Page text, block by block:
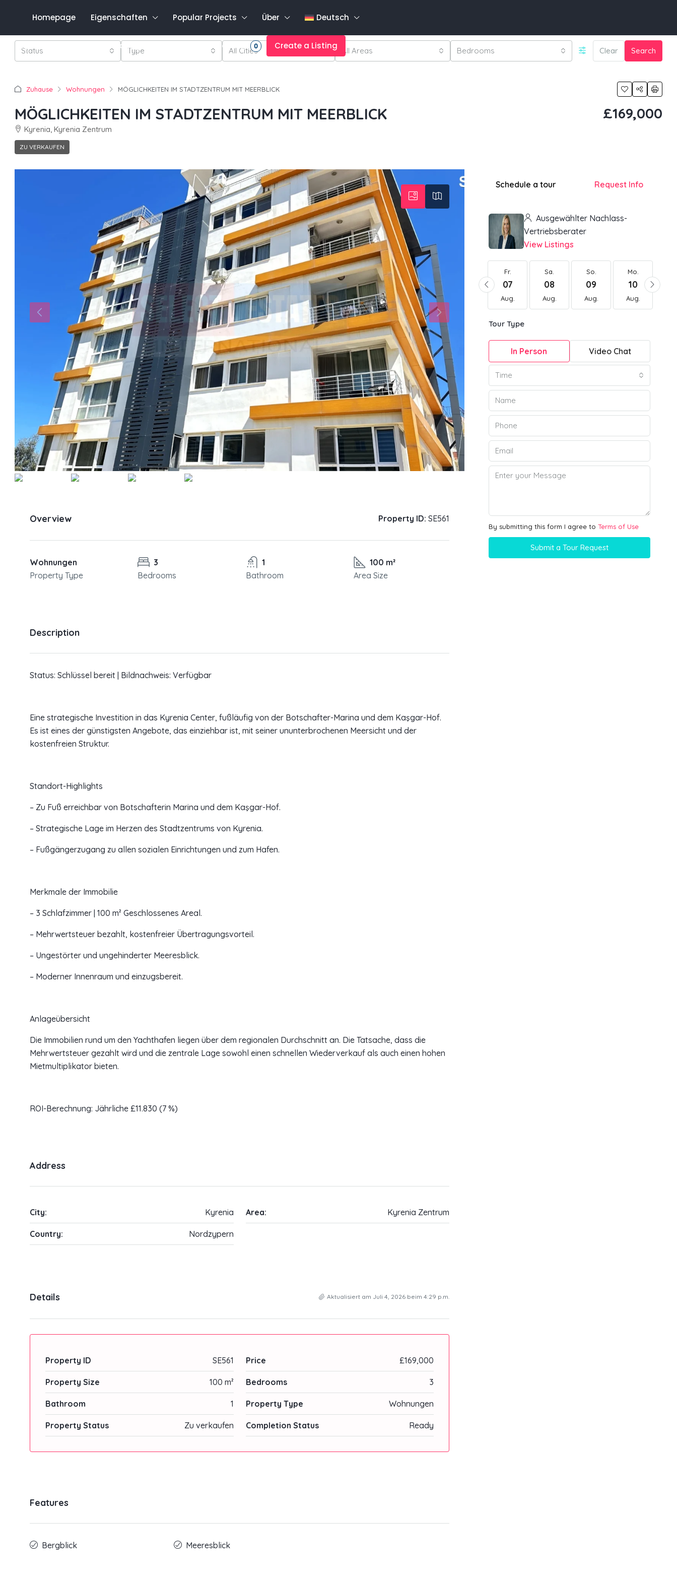
Homepage Eigenschaften Popular Projects Über Deutsch
Anmeldung Favorites 0 Create a Listing
Status Type All Cities All Areas Bedrooms Clear Search
Zuhause Wohnungen MÖGLICHKEITEN IM STADTZENTRUM MIT MEERBLICK
MÖGLICHKEITEN IM STADTZENTRUM MIT MEERBLICK
Kyrenia, Kyrenia Zentrum
ZU VERKAUFEN
£169,000
Overview Property ID: SE561
Wohnungen
Property Type
3
Bedrooms
1
Bathroom
100 m²
Area Size
Description
Status: Schlüssel bereit | Bildnachweis: Verfügbar
Eine strategische Investition in das Kyrenia Center, fußläufig von der Botschafter-Marina und dem Kaşgar-Hof.
Es ist eines der günstigsten Angebote, das einziehbar ist, mit seiner ununterbrochenen Meersicht und der
kostenfreien Struktur.
Standort-Highlights
– Zu Fuß erreichbar von Botschafterin Marina und dem Kaşgar-Hof.
– Strategische Lage im Herzen des Stadtzentrums von Kyrenia.
– Fußgängerzugang zu allen sozialen Einrichtungen und zum Hafen.
Merkmale der Immobilie
– 3 Schlafzimmer | 100 m² Geschlossenes Areal.
– Mehrwertsteuer bezahlt, kostenfreier Übertragungsvorteil.
– Ungestörter und ungehinderter Meeresblick.
– Moderner Innenraum und einzugsbereit.
Anlageübersicht
Die Immobilien rund um den Yachthafen liegen über dem regionalen Durchschnitt an. Die Tatsache, dass die
Mehrwertsteuer gezahlt wird und die zentrale Lage sowohl einen schnellen Wiederverkauf als auch einen hohen
Mietmultiplikator bieten.
ROI-Berechnung: Jährliche £11.830 (7 %)
Address
City: Kyrenia Area: Kyrenia Zentrum
Country: Nordzypern
Details Aktualisiert am Juli 4, 2026 beim 4:29 p.m.
Property ID SE561 Price £169,000
Property Size 100 m² Bedrooms 3
Bathroom 1 Property Type Wohnungen
Property Status Zu verkaufen Completion Status Ready
Features
Bergblick Meeresblick
Schedule a tour Request Info
Ausgewählter Nachlass-
Vertriebsberater
View Listings
Di.
18
Aug.
Mi.
19
Aug.
20
Aug.
Fr.
07
Aug.
Sa.
08
Aug.
So.
09
Aug.
Mo.
10
Aug.
Tour Type
In Person Video Chat
Time
By submitting this form I agree to Terms of Use
Submit a Tour Request